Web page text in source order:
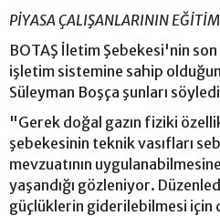
PİYASA ÇALIŞANLARININ
BOTAŞ İletim Şebekesi'nin
işletim sistemine sahip
Süleyman Boşça şunları
"Gerek doğal gazın fiziki
şebekesinin teknik vasıfları
mevzuatının
yaşandığı gözleniyor.
güçlüklerin giderilebilmesi için